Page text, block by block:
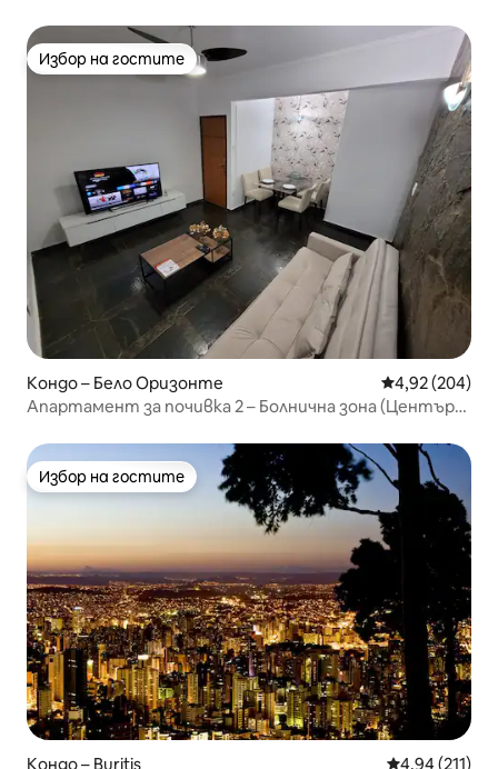
Избор на гостите
Избор на гостите
Кондо – Бело Оризонте Средна
4,92 (204)
Апартамент за почивка 2 – Болнична зона (Център-
Избор на гостите
Избор на гостите
Кондо – Buritis Средна
4,94 (211)